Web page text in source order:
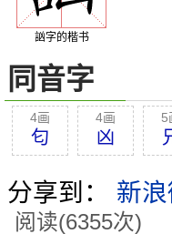
訩字的楷书
同音字
4画
匂
4画
凶
5
分享到： 新
阅读(6355次)